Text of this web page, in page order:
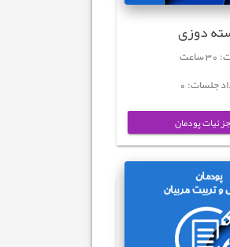
دوزی
جلسات: 0
جزئیات پودمان